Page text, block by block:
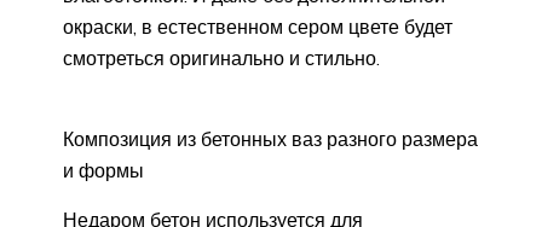
окраски, в естественном сером цвете будет
смотреться оригинально и стильно.
Композиция из бетонных ваз разного размера
и формы
Недаром бетон используется для